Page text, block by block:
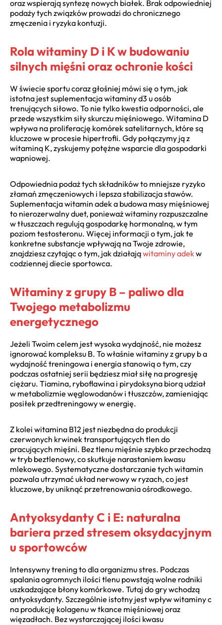
oraz wspierają syntezę nowych białek. Brak odpowiedniej
podaży tych związków prowadzi do chronicznego
zmęczenia i ryzyka kontuzji.
Rola witaminy D i K w budowaniu
silnych mięśni oraz ochronie kości
W świecie sportu coraz głośniej mówi się o tym, jak
istotna jest suplementacja witaminy d3 u osób
trenujących siłowo. To nie tylko kwestia odporności, ale
przede wszystkim siły skurczu mięśniowego. Witamina D
wpływa na proliferację komórek satelitarnych, które są
kluczowe w procesie hipertrofii. Gdy połączymy ją z
witaminą K, zyskujemy potężne wsparcie dla gospodarki
wapniowej.
Odpowiednia podaż tych składników to mniejsze ryzyko
złamań zmęczeniowych i lepsza stabilizacja stawów.
Suplementacja witamin adek a budowa masy mięśniowej
to nierozerwalny duet, ponieważ witaminy rozpuszczalne
w tłuszczach regulują gospodarkę hormonalną, w tym
poziom testosteronu. Więcej informacji o tym, jak te
konkretne substancje wpływają na Twoje zdrowie,
znajdziesz czytając o tym, jak działająwitaminy adekw
codziennej diecie sportowca.
Witaminy z grupy B – paliwo dla
Twojego metabolizmu
energetycznego
Jeżeli Twoim celem jest wysoka wydajność, nie możesz
ignorować kompleksu B. To właśnie witaminy z grupy b a
wydajność treningowa i energia stanowią o tym, czy
podczas ostatniej serii będziesz miał siłę na progresję
ciężaru. Tiamina, ryboflawina i pirydoksyna biorą udział
w metabolizmie węglowodanów i tłuszczów, zamieniając
posiłek przedtreningowy w energię.
Z kolei witamina B12 jest niezbędna do produkcji
czerwonych krwinek transportujących tlen do
pracujących mięśni. Bez tlenu mięśnie szybko przechodzą
w tryb beztlenowy, co skutkuje narastaniem kwasu
mlekowego. Systematyczne dostarczanie tych witamin
pozwala utrzymać układ nerwowy w ryzach, co jest
kluczowe, by uniknąć przetrenowania ośrodkowego.
Antyoksydanty C i E: naturalna
bariera przed stresem oksydacyjnym
u sportowców
Intensywny trening to dla organizmu stres. Podczas
spalania ogromnych ilości tlenu powstają wolne rodniki
uszkadzające błony komórkowe. Tutaj do gry wchodzą
antyoksydanty. Szczególnie istotny jest wpływ witaminy c
na produkcję kolagenu w tkance mięśniowej oraz
więzadłach. Bez wystarczającej ilości kwasu